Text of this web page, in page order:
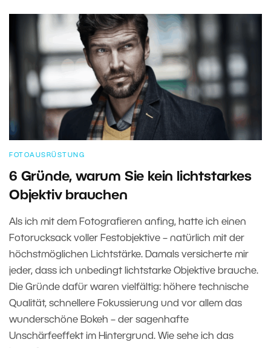
FOTOAUSRÜSTUNG
6 Gründe, warum Sie kein lichtstarkes
Objektiv brauchen
Als ich mit dem Fotografieren anfing, hatte ich einen
Fotorucksack voller Festobjektive – natürlich mit der
höchstmöglichen Lichtstärke. Damals versicherte mir
jeder, dass ich unbedingt lichtstarke Objektive brauche.
Die Gründe dafür waren vielfältig: höhere technische
Qualität, schnellere Fokussierung und vor allem das
wunderschöne Bokeh – der sagenhafte
Unschärfeeffekt im Hintergrund. Wie sehe ich das